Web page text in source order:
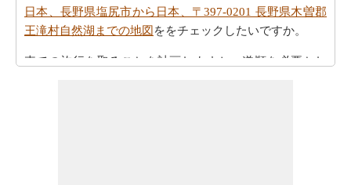
日本、長野県塩尻市から日本、〒397-0201 長野県木曽郡
王滝村自然湖までの地図ををチェックしたいですか。
車での旅行を取ることを計画しますか。道順を必要とし